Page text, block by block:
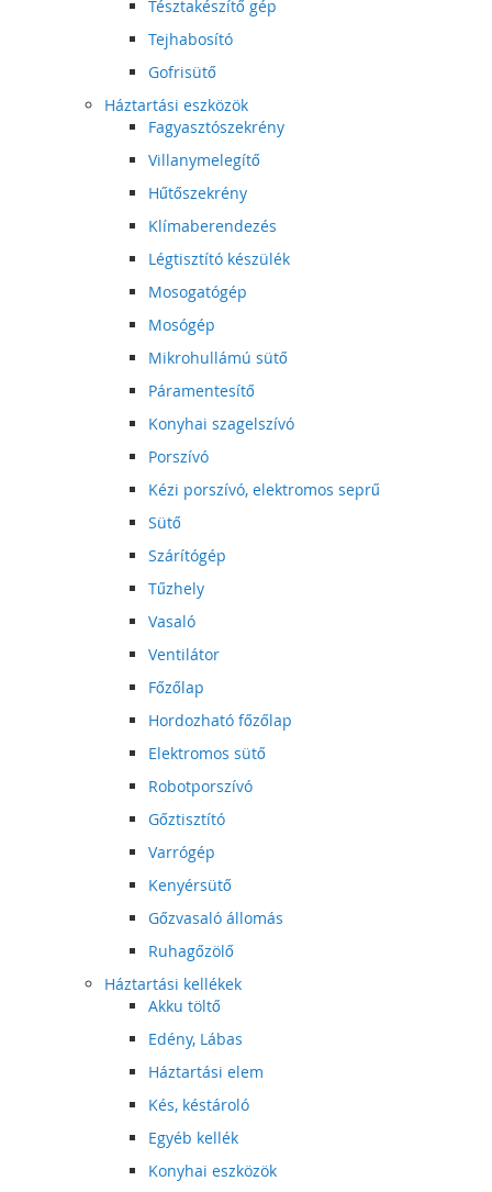
Tésztakészítő gép
Tejhabosító
Gofrisütő
Háztartási eszközök
Fagyasztószekrény
Villanymelegítő
Hűtőszekrény
Klímaberendezés
Légtisztító készülék
Mosogatógép
Mosógép
Mikrohullámú sütő
Páramentesítő
Konyhai szagelszívó
Porszívó
Kézi porszívó, elektromos seprű
Sütő
Szárítógép
Tűzhely
Vasaló
Ventilátor
Főzőlap
Hordozható főzőlap
Elektromos sütő
Robotporszívó
Gőztisztító
Varrógép
Kenyérsütő
Gőzvasaló állomás
Ruhagőzölő
Háztartási kellékek
Akku töltő
Edény, Lábas
Háztartási elem
Kés, késtároló
Egyéb kellék
Konyhai eszközök